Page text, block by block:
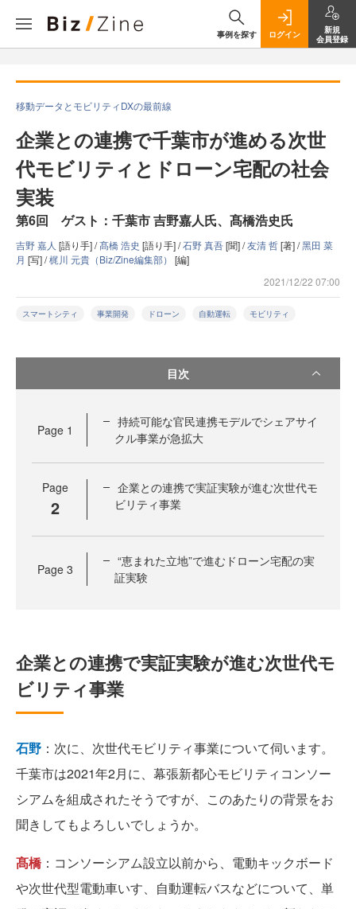
事例を探す ログイン
新規
会員登録
移動データとモビリティDXの最前線
企業との連携で千葉市が進める次世
代モビリティとドローン宅配の社会
実装
第6回 ゲスト：千葉市 吉野嘉人氏、髙橋浩史氏
吉野 嘉人 [語り手] /髙橋 浩史 [語り手] /石野 真吾[聞] /友清 哲[著] /黑田 菜
月 [写] /梶川 元貴（Biz/Zine編集部） [編]
2021/12/22 07:00
スマートシティ 事業開発 ドローン 自動運転 モビリティ
目次
Page 1
持続可能な官民連携モデルでシェアサイ
クル事業が急拡大
Page
2
企業との連携で実証実験が進む次世代モ
ビリティ事業
Page 3
“恵まれた立地”で進むドローン宅配の実
証実験
企業との連携で実証実験が進む次世代モ
ビリティ事業
石野 ：次に、次世代モビリティ事業について伺います。
千葉市は2021年2月に、幕張新都心モビリティコンソー
シアムを組成されたそうですが、このあたりの背景をお
聞きしてもよろしいでしょうか。
髙橋：コンソーシアム設立以前から、電動キックボード
や次世代型電動車いす、自動運転バスなどについて、単